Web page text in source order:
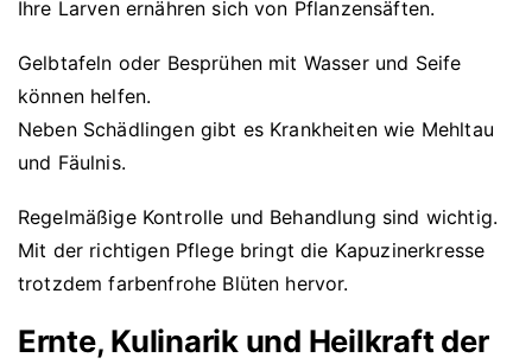
Ihre Larven ernähren sich von Pflanzensäften.
Gelbtafeln oder Besprühen mit Wasser und Seife
können helfen.
Neben Schädlingen gibt es Krankheiten wie Mehltau
und Fäulnis.
Regelmäßige Kontrolle und Behandlung sind wichtig.
Mit der richtigen Pflege bringt die Kapuzinerkresse
trotzdem farbenfrohe Blüten hervor.
Ernte, Kulinarik und Heilkraft der